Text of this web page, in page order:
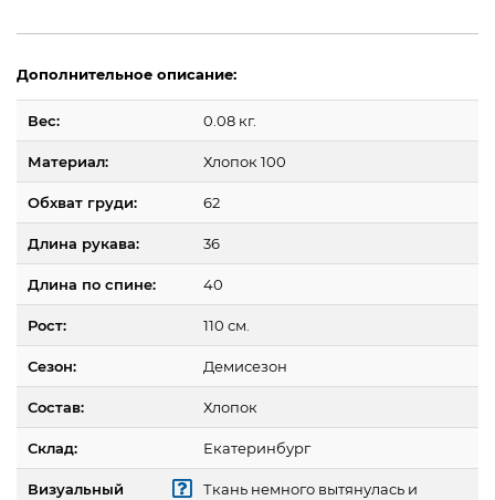
Дополнительное описание:
Вес: 0.08 кг.
Материал: Хлопок 100
Обхват груди: 62
Длина рукава: 36
Длина по спине: 40
Рост: 110 см.
Сезон: Демисезон
Состав: Хлопок
Склад: Екатеринбург
Визуальный
Ткань немного вытянулась и